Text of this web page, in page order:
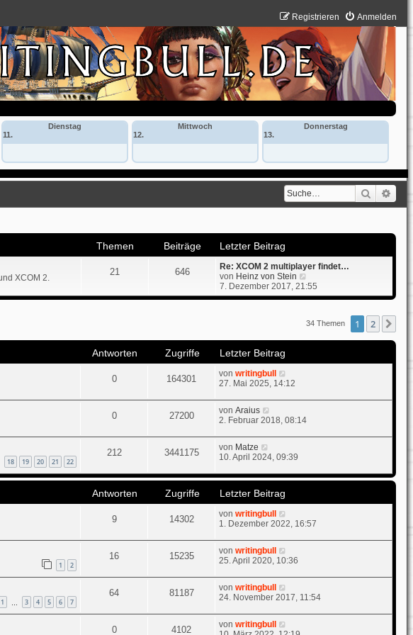
Anmelden
Registrieren
Dienstag
11.
Mittwoch
12.
Donnerstag
13.
Suche
Themen Beiträge
Letzter Beitrag
XCOM 2.
21 646
Re: XCOM 2 multiplayer findet…
von Heinz von Stein
e
u
t
e
7. Dezember 2017, 21:55
34 Themen 1 2
Antworten Zugriffe
Letzter Beitrag
0 164301 vonwritingbull
27. Mai 2025, 14:12
0 27200 vonAraius
2. Februar 2018, 08:14
18 19 20 21 22
212 3441175 von Matze
10. April 2024, 09:39
Antworten Zugriffe
Letzter Beitrag
9 14302 vonwritingbull
1. Dezember 2022, 16:57
1 2
16 15235 vonwritingbull
25. April 2020, 10:36
1 3 4 5 6 7
64 81187 vonwritingbull
24. November 2017, 11:54
0 4102 vonwritingbull